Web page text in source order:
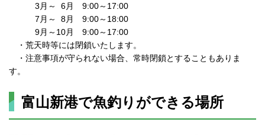
3月～ 6月 9:00～17:00
7月～ 8月 9:00～18:00
9月～10月 9:00～17:00
・荒天時等には閉鎖いたします。
・注意事項が守られない場合、常時閉鎖とすることもありま
す。
富山新港で魚釣りができる場所